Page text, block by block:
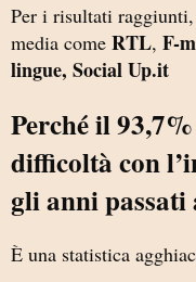
Per i risultati
media come RTL, F-
lingue, Social Up.it
Perché il
difficoltà con
gli anni passati
È una statistica